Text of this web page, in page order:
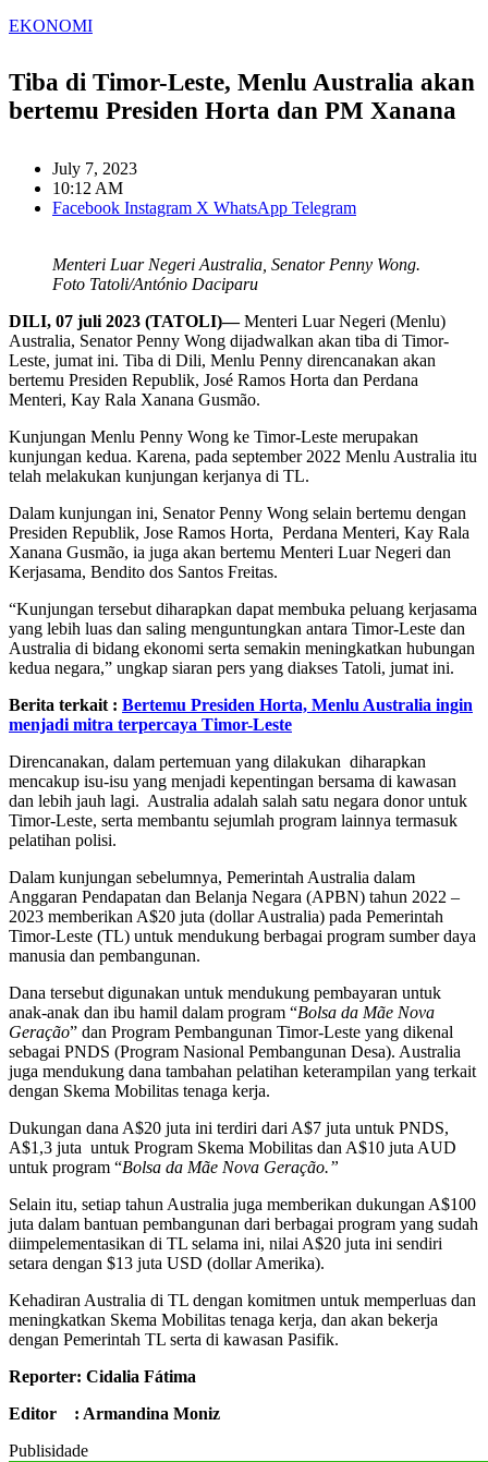
EKONOMI
Tiba di Timor-Leste, Menlu Australia akan
bertemu Presiden Horta dan PM Xanana
July 7, 2023
10:12 AM
Facebook Instagram X WhatsApp Telegram
Menteri Luar Negeri Australia, Senator Penny Wong.
Foto Tatoli/António Daciparu
DILI, 07 juli 2023 (TATOLI)—Menteri Luar Negeri (Menlu)
Australia, Senator Penny Wong dijadwalkan akan tiba di Timor-
Leste, jumat ini. Tiba di Dili, Menlu Penny direncanakan akan
bertemu Presiden Republik, José Ramos Horta dan Perdana
Menteri, Kay Rala Xanana Gusmão.
Kunjungan Menlu Penny Wong ke Timor-Leste merupakan
kunjungan kedua. Karena, pada september 2022 Menlu Australia itu
telah melakukan kunjungan kerjanya di TL.
Dalam kunjungan ini, Senator Penny Wong selain bertemu dengan
Presiden Republik, Jose Ramos Horta, Perdana Menteri, Kay Rala
Xanana Gusmão, ia juga akan bertemu Menteri Luar Negeri dan
Kerjasama, Bendito dos Santos Freitas.
“Kunjungan tersebut diharapkan dapat membuka peluang kerjasama
yang lebih luas dan saling menguntungkan antara Timor-Leste dan
Australia di bidang ekonomi serta semakin meningkatkan hubungan
kedua negara,” ungkap siaran pers yang diakses Tatoli, jumat ini.
Berita terkait : Bertemu Presiden Horta, Menlu Australia ingin
menjadi mitra terpercaya Timor-Leste
Direncanakan, dalam pertemuan yang dilakukan diharapkan
mencakup isu-isu yang menjadi kepentingan bersama di kawasan
dan lebih jauh lagi. Australia adalah salah satu negara donor untuk
Timor-Leste, serta membantu sejumlah program lainnya termasuk
pelatihan polisi.
Dalam kunjungan sebelumnya, Pemerintah Australia dalam
Anggaran Pendapatan dan Belanja Negara (APBN) tahun 2022 –
2023 memberikan A$20 juta (dollar Australia) pada Pemerintah
Timor-Leste (TL) untuk mendukung berbagai program sumber daya
manusia dan pembangunan.
Dana tersebut digunakan untuk mendukung pembayaran untuk
anak-anak dan ibu hamil dalam program “Bolsa da Mãe Nova
Geração” dan Program Pembangunan Timor-Leste yang dikenal
sebagai PNDS (Program Nasional Pembangunan Desa). Australia
juga mendukung dana tambahan pelatihan keterampilan yang terkait
dengan Skema Mobilitas tenaga kerja.
Dukungan dana A$20 juta ini terdiri dari A$7 juta untuk PNDS,
A$1,3 juta untuk Program Skema Mobilitas dan A$10 juta AUD
untuk program “Bolsa da Mãe Nova Geração.”
Selain itu, setiap tahun Australia juga memberikan dukungan A$100
juta dalam bantuan pembangunan dari berbagai program yang sudah
diimpelementasikan di TL selama ini, nilai A$20 juta ini sendiri
setara dengan $13 juta USD (dollar Amerika).
Kehadiran Australia di TL dengan komitmen untuk memperluas dan
meningkatkan Skema Mobilitas tenaga kerja, dan akan bekerja
dengan Pemerintah TL serta di kawasan Pasifik.
Reporter: Cidalia Fátima
Editor : Armandina Moniz
Publisidade